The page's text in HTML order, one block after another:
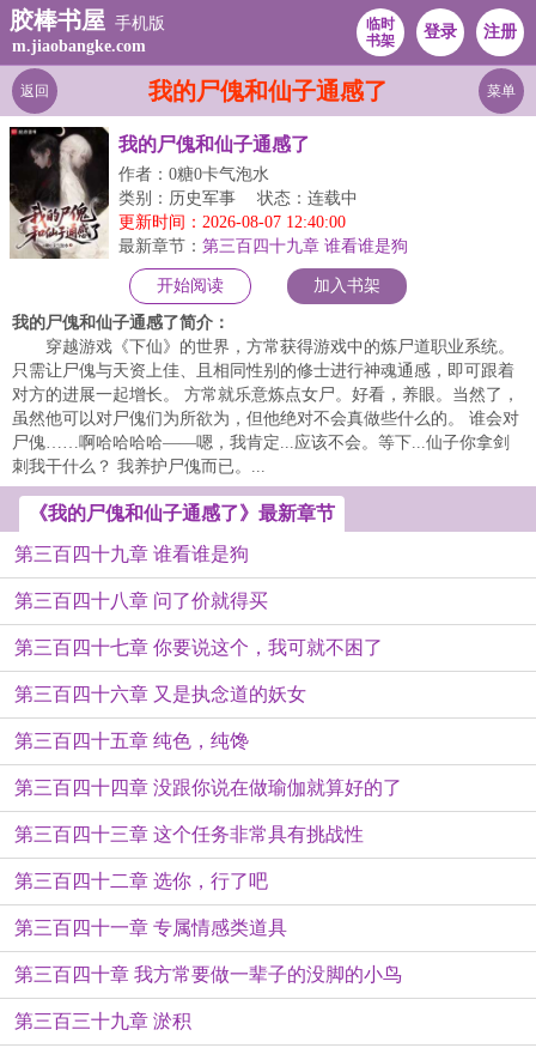
胶棒书屋 手机版
m.jiaobangke.com
临时
书架
登录 注册
我的尸傀和仙子通感了
返回 菜单
我的尸傀和仙子通感了
作者：0糖0卡气泡水
类别：历史军事
状态：连载中
更新时间：2026-08-07 12:40:00
最新章节： 第三百四十九章 谁看谁是狗
开始阅读 加入书架
我的尸傀和仙子通感了简介：
穿越游戏《下仙》的世界，方常获得游戏中的炼尸道职业系统。
只需让尸傀与天资上佳、且相同性别的修士进行神魂通感，即可跟着
对方的进展一起增长。 方常就乐意炼点女尸。好看，养眼。当然了，
虽然他可以对尸傀们为所欲为，但他绝对不会真做些什么的。 谁会对
尸傀……啊哈哈哈哈——嗯，我肯定...应该不会。等下...仙子你拿剑
刺我干什么？ 我养护尸傀而已。...
《我的尸傀和仙子通感了》最新章节
第三百四十九章 谁看谁是狗
第三百四十八章 问了价就得买
第三百四十七章 你要说这个，我可就不困了
第三百四十六章 又是执念道的妖女
第三百四十五章 纯色，纯馋
第三百四十四章 没跟你说在做瑜伽就算好的了
第三百四十三章 这个任务非常具有挑战性
第三百四十二章 选你，行了吧
第三百四十一章 专属情感类道具
第三百四十章 我方常要做一辈子的没脚的小鸟
第三百三十九章 淤积